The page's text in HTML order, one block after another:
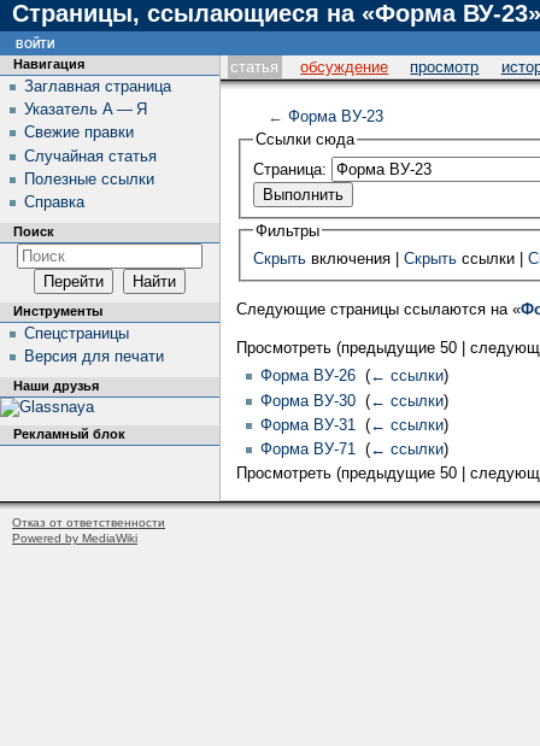
Страницы, ссылающиеся на «Форма ВУ-23»
статья обсуждение просмотр
← Форма ВУ-23
Ссылки сюда
Страница:
Фильтры
Скрытьвключения | Скрытьссылки |
Следующие страницы ссылаются на «
Просмотреть (предыдущие 50 |
Форма ВУ-26‎ (← ссылки)
Форма ВУ-30‎ (← ссылки)
Форма ВУ-31
(← ссылки)
Форма ВУ-71‎ (← ссылки)
Просмотреть (предыдущие 50 |
Навигация
Заглавная страница
Указатель А — Я
Свежие правки
Случайная статья
Полезные ссылки
Справка
Поиск
Инструменты
Спецстраницы
Версия для печати
Наши друзья
Рекламный блок
войти
Отказ от ответственности
Powered by MediaWiki